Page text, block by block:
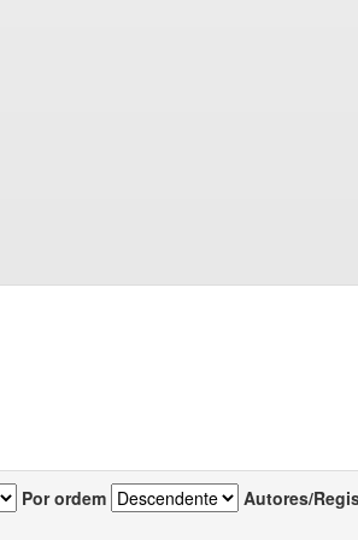
Por ordem Autores/